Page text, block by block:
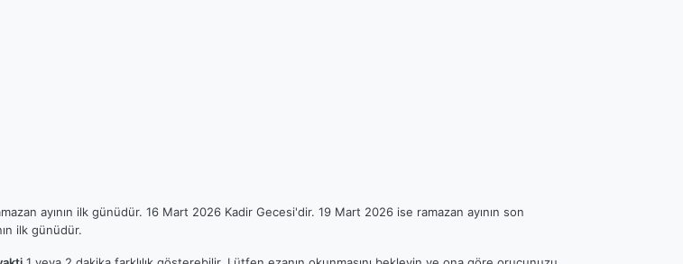
ayının ilk günüdür. 16 Mart 2026 Kadir Gecesi'dir. 19 Mart 2026 ise ramazan ayının son
ilk günüdür.